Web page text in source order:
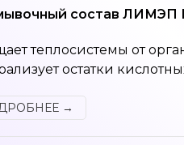
состав
теплосистемы от
остатки
→